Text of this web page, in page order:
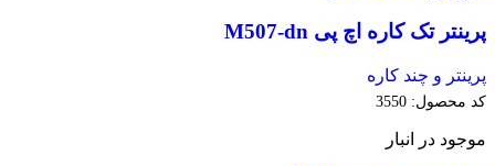
پرینتر تک کاره اچ پی M507-dn
پرینتر و چند کاره
کد محصول: 3550
موجود در انبار